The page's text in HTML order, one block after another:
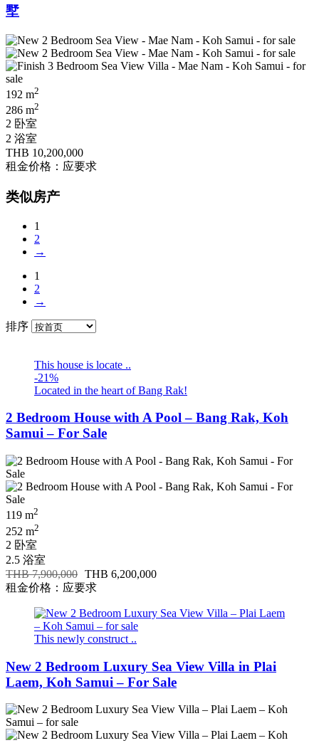
墅
192 m2
286 m2
2 卧室
2 浴室
THB 10,200,000
租金价格：应要求
类似房产
1
2
→
1
2
→
排序
This house is locate ..
-21%
Located in the heart of Bang Rak!
2 Bedroom House with A Pool – Bang Rak, Koh
Samui – For Sale
119 m2
252 m2
2 卧室
2.5 浴室
THB 7,900,000 THB 6,200,000
租金价格：应要求
This newly construct ..
New 2 Bedroom Luxury Sea View Villa in Plai
Laem, Koh Samui – For Sale